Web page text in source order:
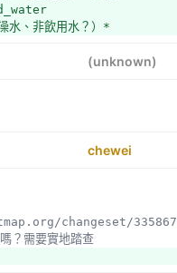
、非飲用水？）*
(unknown)
chewei
changeset/
嗎？需要實地踏查